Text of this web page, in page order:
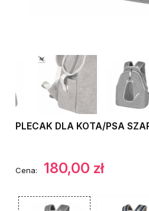
PLECAK DLA KOTA/PSA
Cena: 180,00 zł